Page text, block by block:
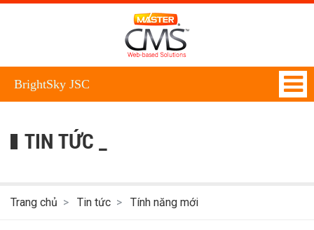
BrightSky JSC
TIN TỨC _
Trang chủ Tin tức Tính năng mới